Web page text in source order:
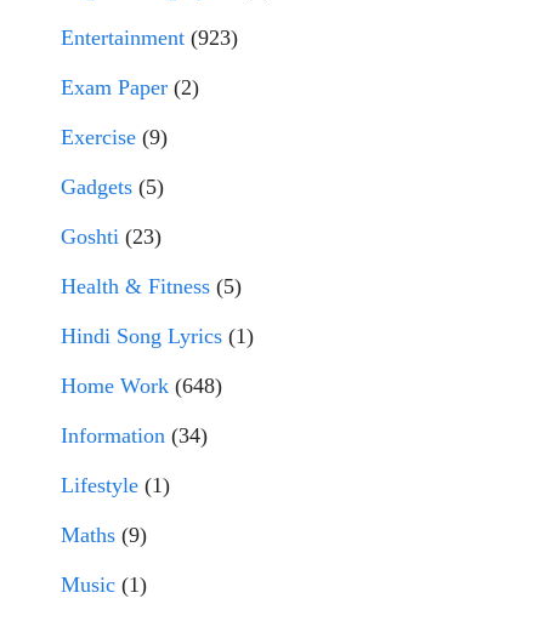
Entertainment (923)
Exam Paper (2)
Exercise (9)
Gadgets (5)
Goshti (23)
Health & Fitness (5)
Hindi Song Lyrics (1)
Home Work (648)
Information (34)
Lifestyle (1)
Maths (9)
Music (1)